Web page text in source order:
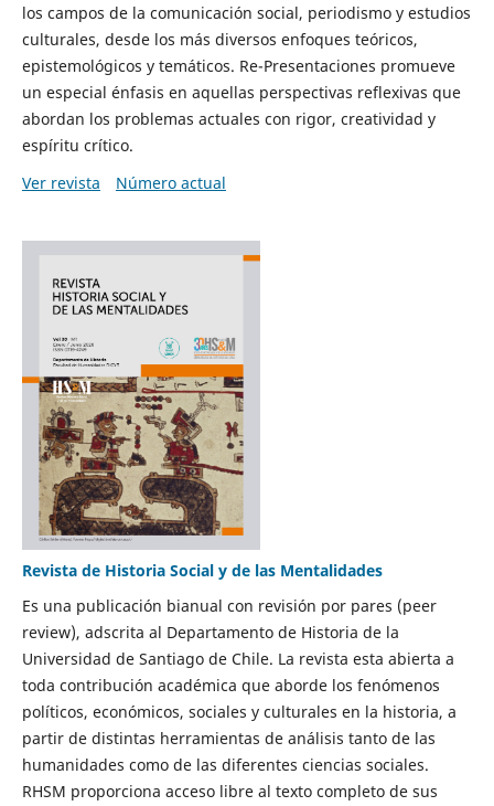
los campos de la comunicación social, periodismo y estudios
culturales, desde los más diversos enfoques teóricos,
epistemológicos y temáticos. Re-Presentaciones promueve
un especial énfasis en aquellas perspectivas reflexivas que
abordan los problemas actuales con rigor, creatividad y
espíritu crítico.
Ver revista
Número actual
Revista de Historia Social y de las Mentalidades
Es una publicación bianual con revisión por pares (peer
review), adscrita al Departamento de Historia de la
Universidad de Santiago de Chile. La revista esta abierta a
toda contribución académica que aborde los fenómenos
políticos, económicos, sociales y culturales en la historia, a
partir de distintas herramientas de análisis tanto de las
humanidades como de las diferentes ciencias sociales.
RHSM proporciona acceso libre al texto completo de sus